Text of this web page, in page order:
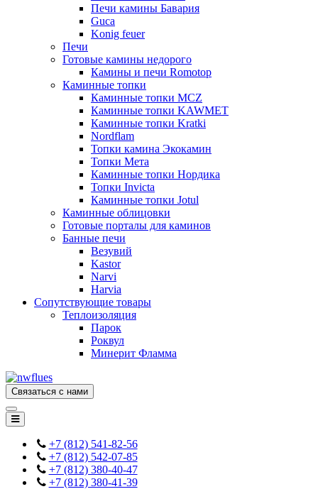
Печи камины Бавария
Guca
Konig feuer
Печи
Готовые камины недорого
Камины и печи Romotop
Каминные топки
Каминные топки MCZ
Каминные топки KAWMET
Каминные топки Kratki
Nordflam
Топки камина Экокамин
Топки Мета
Каминные топки Нордика
Топки Invicta
Каминные топки Jotul
Каминные облицовки
Готовые порталы для каминов
Банные печи
Везувий
Kastor
Narvi
Harvia
Сопутствующие товары
Теплоизоляция
Парок
Роквул
Минерит Фламма
Связаться с нами
+7 (812) 541-82-56
+7 (812) 542-07-85
+7 (812) 380-40-47
+7 (812) 380-41-39